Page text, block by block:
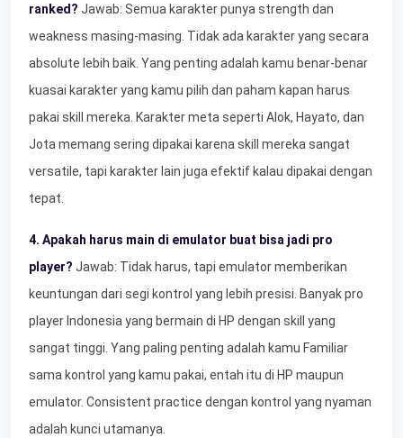
ranked? Jawab: Semua karakter punya strength dan
weakness masing-masing. Tidak ada karakter yang secara
absolute lebih baik. Yang penting adalah kamu benar-benar
kuasai karakter yang kamu pilih dan paham kapan harus
pakai skill mereka. Karakter meta seperti Alok, Hayato, dan
Jota memang sering dipakai karena skill mereka sangat
versatile, tapi karakter lain juga efektif kalau dipakai dengan
tepat.
4. Apakah harus main di emulator buat bisa jadi pro
player? Jawab: Tidak harus, tapi emulator memberikan
keuntungan dari segi kontrol yang lebih presisi. Banyak pro
player Indonesia yang bermain di HP dengan skill yang
sangat tinggi. Yang paling penting adalah kamu Familiar
sama kontrol yang kamu pakai, entah itu di HP maupun
emulator. Consistent practice dengan kontrol yang nyaman
adalah kunci utamanya.